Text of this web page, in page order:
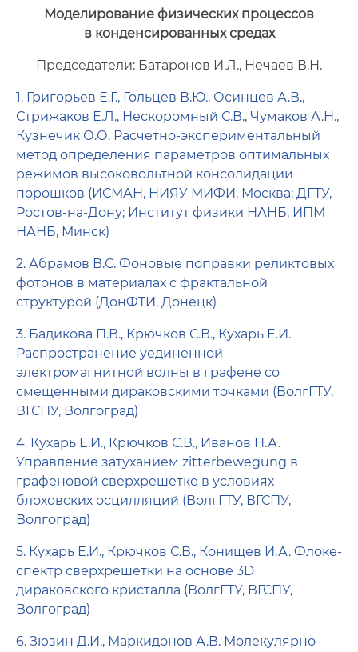
Важные даты
Научные направления
Материалы семинара
Галерея
Моделирование физических процессов
в конденсированных средах
Председатели: Батаронов И.Л., Нечаев В.Н.
1. Григорьев Е.Г., Гольцев В.Ю., Осинцев А.В.,
Стрижаков Е.Л., Нескоромный С.В., Чумаков А.Н.,
Кузнечик О.О. Расчетно-экспериментальный
метод определения параметров оптимальных
режимов высоковольтной консолидации
порошков (ИСМАН, НИЯУ МИФИ, Москва; ДГТУ,
Ростов-на-Дону; Институт физики НАНБ, ИПМ
НАНБ, Минск)
2. Абрамов В.С. Фоновые поправки реликтовых
фотонов в материалах с фрактальной
структурой (ДонФТИ, Донецк)
3. Бадикова П.В., Крючков С.В., Кухарь Е.И.
Распространение уединенной
электромагнитной волны в графене со
смещенными дираковскими точками (ВолгГТУ,
ВГСПУ, Волгоград)
4. Кухарь Е.И., Крючков С.В., Иванов Н.А.
Управление затуханием zitterbewegung в
графеновой сверхрешетке в условиях
блоховских осцилляций (ВолгГТУ, ВГСПУ,
Волгоград)
5. Кухарь Е.И., Крючков С.В., Конищев И.А. Флоке-
спектр сверхрешетки на основе 3D
дираковского кристалла (ВолгГТУ, ВГСПУ,
Волгоград)
6. Зюзин Д.И., Маркидонов А.В. Молекулярно-